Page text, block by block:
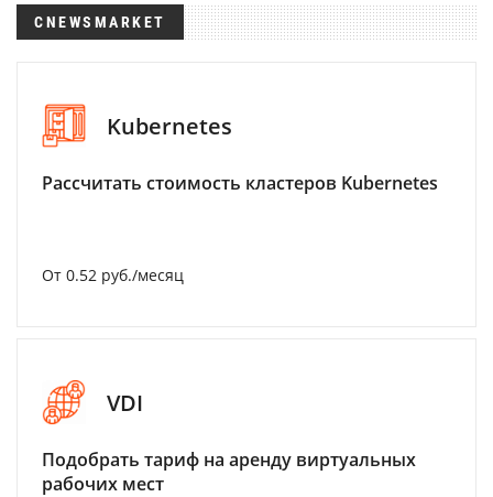
CNEWSMARKET
Kubernetes
Рассчитать стоимость кластеров Kubernetes
От 0.52 руб./месяц
VDI
Подобрать тариф на аренду виртуальных
рабочих мест